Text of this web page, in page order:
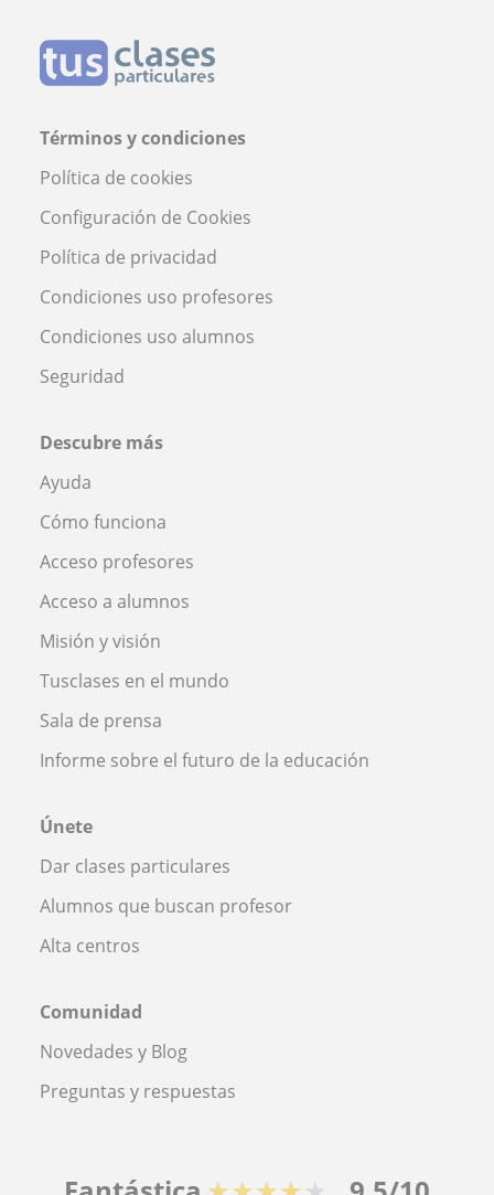
Términos y condiciones
Política de cookies
Configuración de Cookies
Política de privacidad
Condiciones uso profesores
Condiciones uso alumnos
Seguridad
Descubre más
Ayuda
Cómo funciona
Acceso profesores
Acceso a alumnos
Misión y visión
Tusclases en el mundo
Sala de prensa
Informe sobre el futuro de la educación
Únete
Dar clases particulares
Alumnos que buscan profesor
Alta centros
Comunidad
Novedades y Blog
Preguntas y respuestas